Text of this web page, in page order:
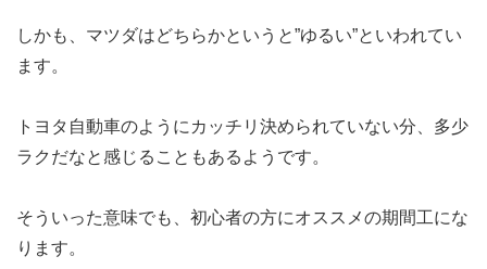
しかも、マツダはどちらかというと”ゆるい”といわれてい
ます。
トヨタ自動車のようにカッチリ決められていない分、多少
ラクだなと感じることもあるようです。
そういった意味でも、初心者の方にオススメの期間工にな
ります。